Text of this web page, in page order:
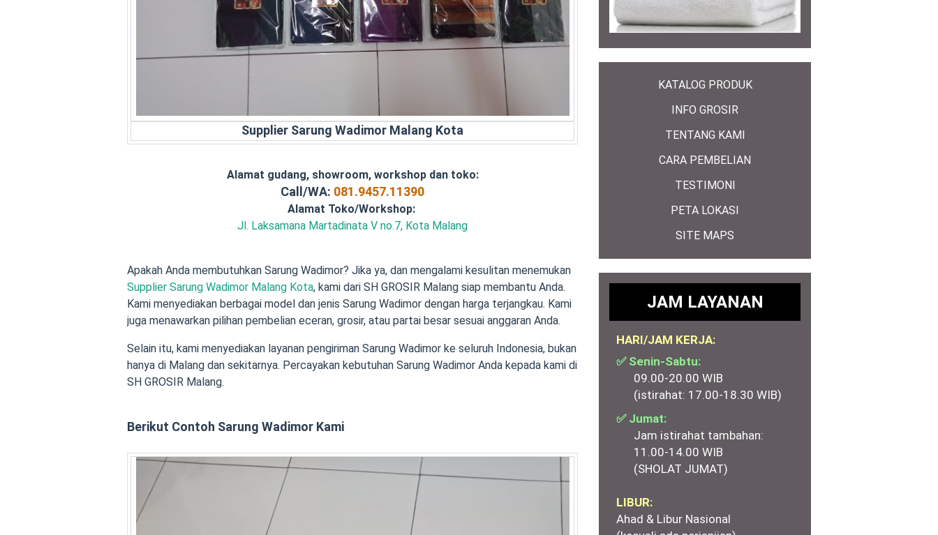
Supplier Sarung Wadimor Malang Kota
Alamat gudang, showroom, workshop dan toko:
Call/WA: 081.9457.11390
Alamat Toko/Workshop:
Jl. Laksamana Martadinata V no.7, Kota Malang
Apakah Anda membutuhkan Sarung Wadimor? Jika ya, dan mengalami kesulitan menemukan
Supplier Sarung Wadimor Malang Kota, kami dari SH GROSIR Malang siap membantu Anda.
Kami menyediakan berbagai model dan jenis Sarung Wadimor dengan harga terjangkau. Kami
juga menawarkan pilihan pembelian eceran, grosir, atau partai besar sesuai anggaran Anda.
Selain itu, kami menyediakan layanan pengiriman Sarung Wadimor ke seluruh Indonesia, bukan
hanya di Malang dan sekitarnya. Percayakan kebutuhan Sarung Wadimor Anda kepada kami di
SH GROSIR Malang.
Berikut Contoh Sarung Wadimor Kami
KATALOG PRODUK
INFO GROSIR
TENTANG KAMI
CARA PEMBELIAN
TESTIMONI
PETA LOKASI
SITE MAPS
JAM LAYANAN
HARI/JAM KERJA:
✅ Senin-Sabtu:
09.00-20.00 WIB
(istirahat: 17.00-18.30 WIB)
✅ Jumat:
Jam istirahat tambahan:
11.00-14.00 WIB
(SHOLAT JUMAT)
LIBUR:
Ahad & Libur Nasional